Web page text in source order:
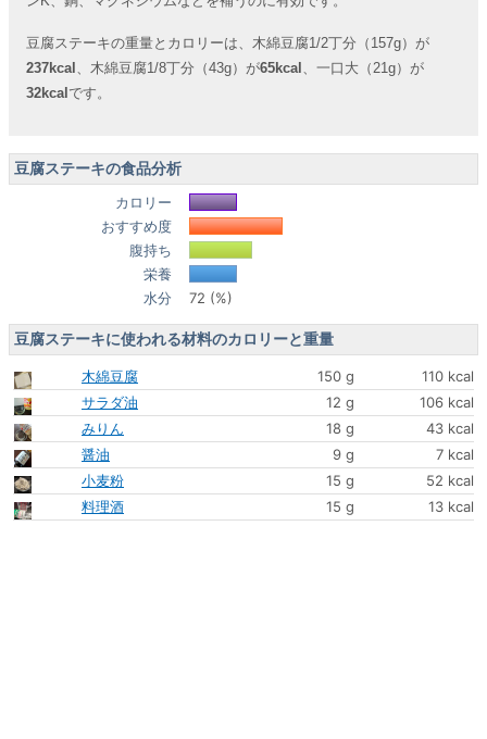
豆腐ステーキの重量とカロリーは、木綿豆腐1/2丁分（157g）が
237kcal 、木綿豆腐1/8丁分（43g）が65kcal 、一口大（21g）が
32kcal です。
豆腐ステーキの食品分析
カロリー
おすすめ度
腹持ち
栄養
水分
72 (%)
豆腐ステーキに使われる材料のカロリーと重量
木綿豆腐 150 g
110 kcal
サラダ油
12 g
106 kcal
みりん
18 g
43 kcal
醤油
9 g
7 kcal
小麦粉
15 g
52 kcal
料理酒
15 g 13 kcal